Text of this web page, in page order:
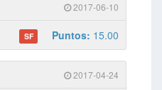
2017-06-10
SF Puntos: 15.00
2017-04-24